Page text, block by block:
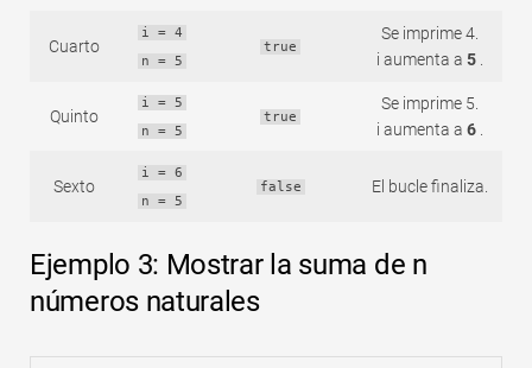
Cuarto
i = 4
n = 5
true
Se imprime 4.
i aumenta a 5.
Quinto
i = 5
n = 5
true
Se imprime 5.
i aumenta a 6.
Sexto
i = 6
n = 5
false El bucle finaliza.
Ejemplo 3: Mostrar la suma de n
números naturales